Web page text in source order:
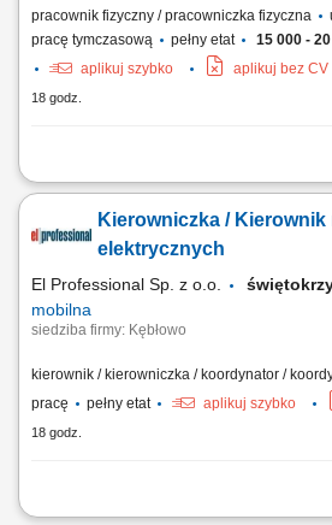
pracownik fizyczny / pracowniczka fizyczna
pracę tymczasową
pełny etat 15 000 - 20
aplikuj szybko
aplikuj bez CV
18 godz.
Poszukujemy od zaraz do pracy we Francji
w zawodzie, mile widziane posiadanie prawa
nie jest wymagana. Praca do końca roku
Kierowniczka / Kierownik
elektrycznych
El Professional Sp. z o.o.
mobilna
siedziba firmy: Kębłowo
kierownik / kierowniczka / koordynator /
pracę
pełny etat aplikuj szybko
18 godz.
Zadania: Nadzorowanie i odbiór robót z